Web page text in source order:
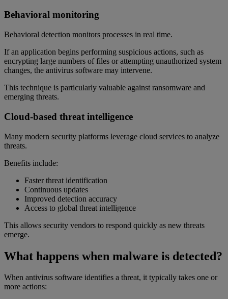
Behavioral monitoring
Behavioral detection monitors processes in real time.
If an application begins performing suspicious actions, such as
encrypting large numbers of files or attempting unauthorized system
changes, the antivirus software may intervene.
This technique is particularly valuable against ransomware and
emerging threats.
Cloud-based threat intelligence
Many modern security platforms leverage cloud services to analyze
threats.
Benefits include:
Faster threat identification
Continuous updates
Improved detection accuracy
Access to global threat intelligence
This allows security vendors to respond quickly as new threats
emerge.
What happens when malware is detected?
When antivirus software identifies a threat, it typically takes one or
more actions: